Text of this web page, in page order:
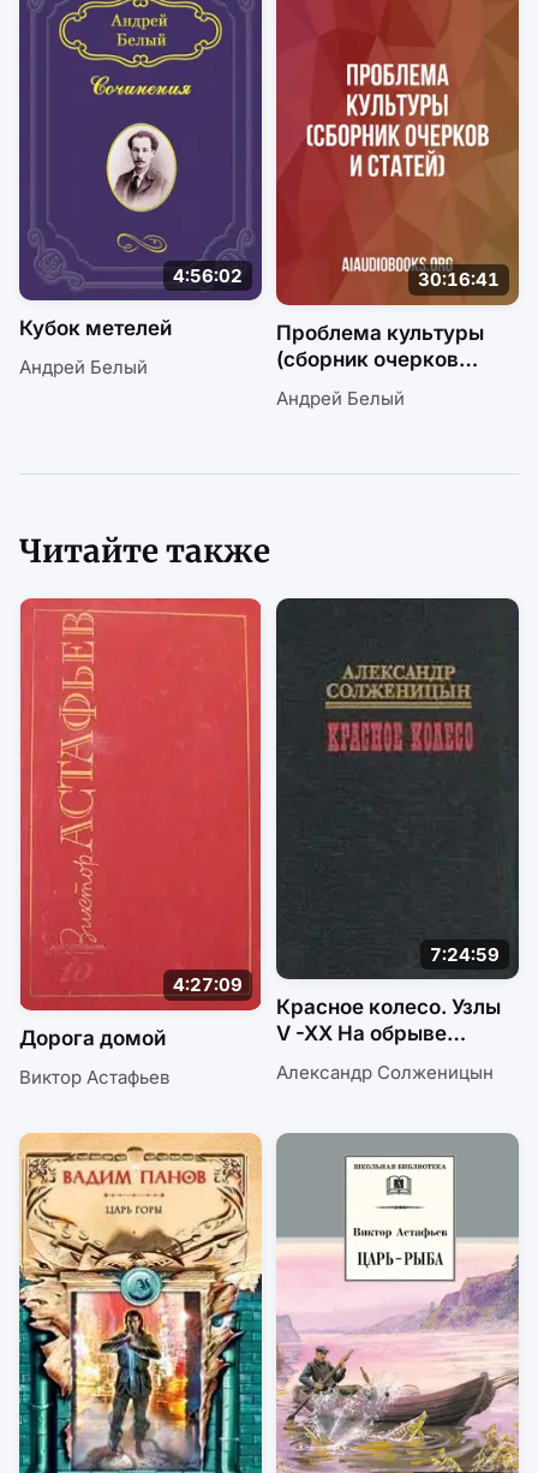
4:56:02
Кубок метелей
Андрей Белый
30:16:41
Проблема культуры
(сборник очерков
и статей)
Андрей Белый
Читайте также
4:27:09
Дорога домой
Виктор Астафьев
7:24:59
Красное колесо. Узлы
V -XX На обрыве
повествования
Александр Солженицын